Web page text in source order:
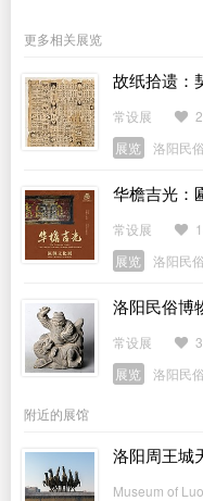
更多相关展览
故纸拾遗：
常设展
展览
洛阳民
华檐吉光：
常设展
展览
洛阳民
洛阳民俗博
常设展
展览
洛阳民
附近的展馆
洛阳周王城
Museum of